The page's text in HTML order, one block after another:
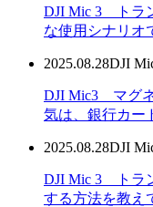
DJI Mic 3 トラ
な使用シナリオ
2025.08.28DJI
DJI Mic3 マグ
気は、銀行カー
2025.08.28DJI
DJI Mic 3 トラ
する方法を教え